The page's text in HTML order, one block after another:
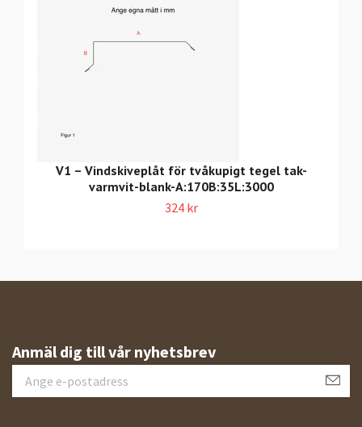
V1 – Vindskiveplåt för tvåkupigt tegel tak-
varmvit-blank-A:170B:35L:3000
324 kr
Anmäl dig till vår nyhetsbrev